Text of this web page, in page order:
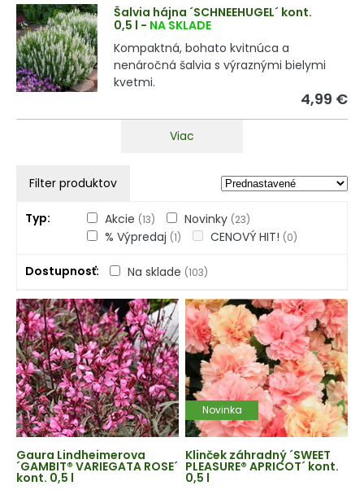
Šalvia hájna ´SCHNEEHUGEL´ kont.
0,5 l - NA SKLADE
Kompaktná, bohato kvitnúca a
nenáročná šalvia s výraznými bielymi
kvetmi.
4,99 €
Viac
Filter produktov
Typ Akcie (13) Novinky (23)
% Výpredaj (1) CENOVÝ HIT! (0)
Dostupnosť Na sklade (103)
Gaura Lindheimerova
´GAMBIT® VARIEGATA ROSE´
kont. 0,5 l
Novinka
Klinček záhradný ´SWEET
PLEASURE® APRICOT´ kont.
0,5 l